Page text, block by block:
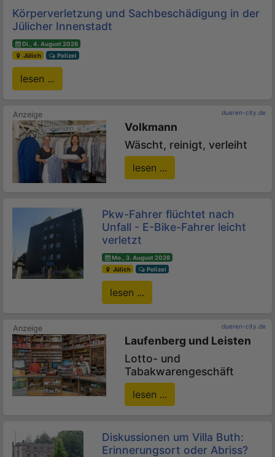
Körperverletzung und Sachbeschädigung in der
Jülicher Innenstadt
Di., 4. August 2026
Jülich
Polizei
lesen ...
dueren-city.de
Volkmann
Wäscht, reinigt, verleiht
lesen ...
Pkw-Fahrer flüchtet nach
Unfall - E-Bike-Fahrer leicht
verletzt
Mo., 3. August 2026
Jülich
Polizei
lesen ...
dueren-city.de
Laufenberg und Leisten
Lotto- und
Tabakwarengeschäft
lesen ...
Diskussionen um Villa Buth:
Erinnerungsort oder Abriss?